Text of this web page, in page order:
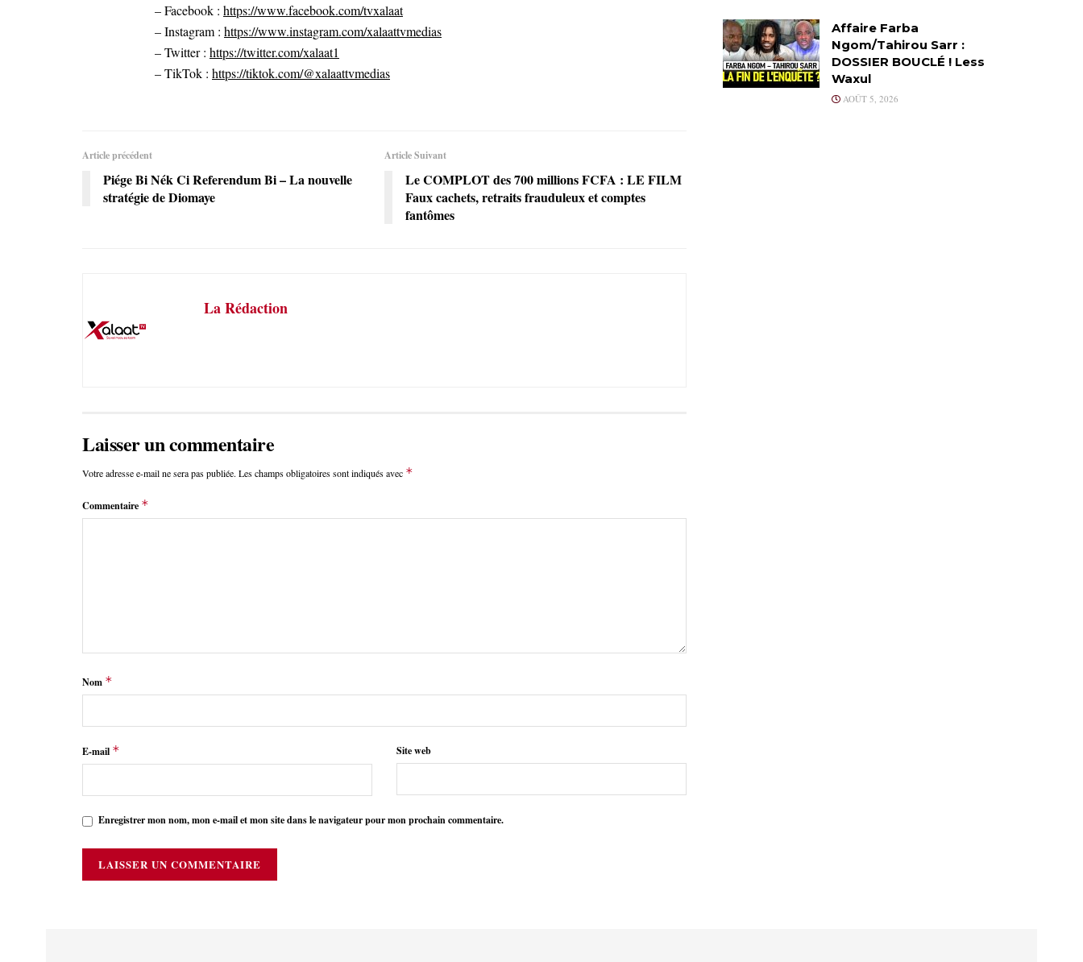
– Facebook : https://www.facebook.com/tvxalaat
– Instagram : https://www.instagram.com/xalaattvmedias
– Twitter : https://twitter.com/xalaat1
– TikTok : https://tiktok.com/@xalaattvmedias
Article précédent
Piége Bi Nék Ci Referendum Bi – La nouvelle
stratégie de Diomaye
Article Suivant
Le COMPLOT des 700 millions FCFA : LE FILM
Faux cachets, retraits frauduleux et comptes
fantômes
La Rédaction
Laisser un commentaire
Votre adresse e-mail ne sera pas publiée. Les champs obligatoires sont indiqués avec *
Commentaire *
Nom *
E-mail * Site web
Enregistrer mon nom, mon e-mail et mon site dans le navigateur pour mon prochain commentaire.
Affaire Farba
Ngom/Tahirou Sarr :
DOSSIER BOUCLÉ ! Less
Waxul
AOÛT 5, 2026